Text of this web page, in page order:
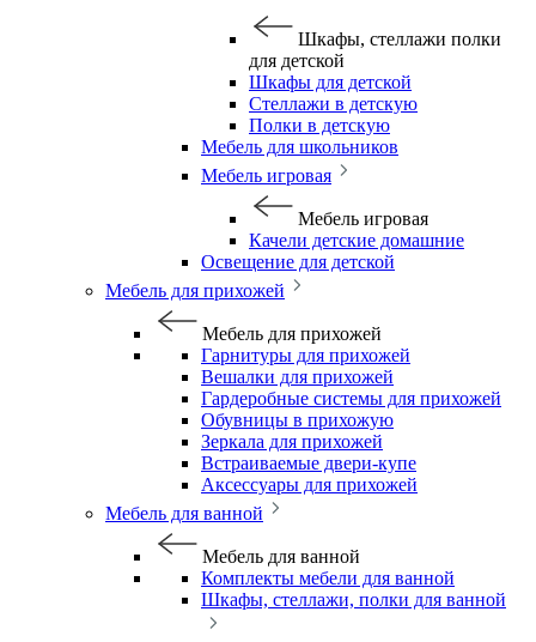
Шкафы, стеллажи полки
для детской
Шкафы для детской
Стеллажи в детскую
Полки в детскую
Мебель для школьников
Мебель игровая
Мебель игровая
Качели детские домашние
Освещение для детской
Мебель для прихожей
Мебель для прихожей
Гарнитуры для прихожей
Вешалки для прихожей
Гардеробные системы для прихожей
Обувницы в прихожую
Зеркала для прихожей
Встраиваемые двери-купе
Аксессуары для прихожей
Мебель для ванной
Мебель для ванной
Комплекты мебели для ванной
Шкафы, стеллажи, полки для ванной